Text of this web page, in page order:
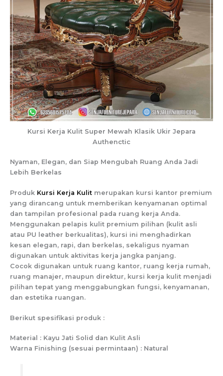
Kursi Kerja Kulit Super Mewah Klasik Ukir Jepara
Authenctic
Nyaman, Elegan, dan Siap Mengubah Ruang Anda Jadi
Lebih Berkelas
Produk Kursi Kerja Kulit merupakan kursi kantor premium
yang dirancang untuk memberikan kenyamanan optimal
dan tampilan profesional pada ruang kerja Anda.
Menggunakan pelapis kulit premium pilihan (kulit asli
atau PU leather berkualitas), kursi ini menghadirkan
kesan elegan, rapi, dan berkelas, sekaligus nyaman
digunakan untuk aktivitas kerja jangka panjang.
Cocok digunakan untuk ruang kantor, ruang kerja rumah,
ruang manajer, maupun direktur, kursi kerja kulit menjadi
pilihan tepat yang menggabungkan fungsi, kenyamanan,
dan estetika ruangan.
Berikut spesifikasi produk :
Material : Kayu Jati Solid dan Kulit Asli
Warna Finishing (sesuai permintaan) : Natural